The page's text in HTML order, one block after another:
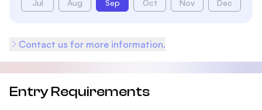
Jul Aug Sep Oct Nov Dec
Contact us for more information.
Entry Requirements